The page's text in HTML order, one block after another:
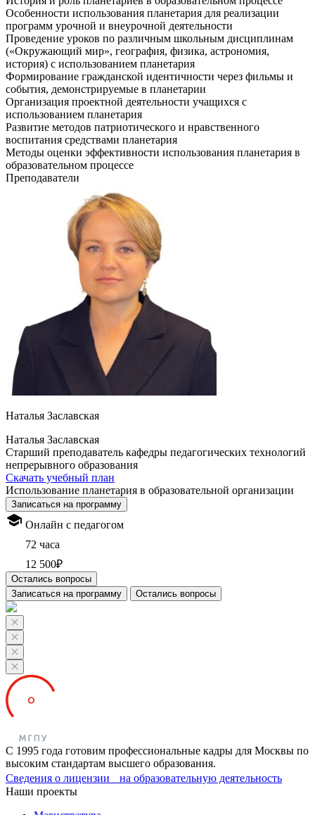
Особенности использования планетария для реализации
программ урочной и внеурочной деятельности
Проведение уроков по различным школьным дисциплинам
(«Окружающий мир», география, физика, астрономия,
история) с использованием планетария
Формирование гражданской идентичности через фильмы и
события, демонстрируемые в планетарии
Организация проектной деятельности учащихся с
использованием планетария
Развитие методов патриотического и нравственного
воспитания средствами планетария
Методы оценки эффективности использования планетария в
образовательном процессе
Преподаватели
Наталья Заславская
Наталья Заславская
Старший преподаватель кафедры педагогических технологий
непрерывного образования
Скачать учебный план
Использование планетария в образовательной организации
Записаться на программу
Онлайн с педагогом
72 часа
12 500₽
Остались вопросы
Записаться на программу
Остались вопросы
С 1995 года готовим профессиональные кадры для Москвы по
высоким стандартам высшего образования.
Сведения о лицензии на образовательную деятельность
Наши проекты